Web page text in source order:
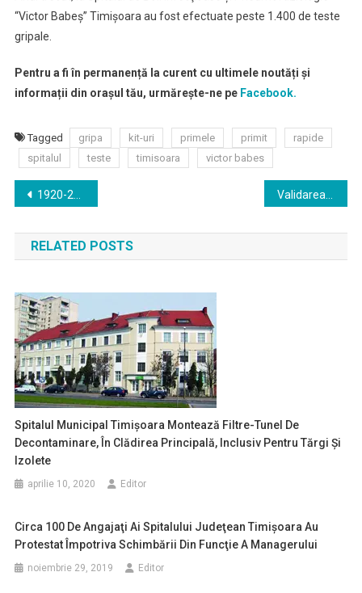
“Victor Babeş” Timişoara au fost efectuate peste 1.400 de teste
gripale.
Pentru a fi în permanență la curent cu ultimele noutăți și
informații din orașul tău, urmărește-ne peFacebook.
Tagged gripa kit-uri primele primit
rapide
spitalul
teste timisoara victor babes
Navigare
în
articole
1920-2020: Un secol de chirurgie la Timișoara. Școala de chirurgie din Banat a îmbunătățit performanțele a 1000 de profesioniști în chirurgia minim invazivă
RELATED POSTS
Spitalul Municipal Timişoara Montează Filtre-Tunel De
Decontaminare, În Clădirea Principală, Inclusiv Pentru Tărgi Şi
Izolete
aprilie 10, 2020 Editor
Circa 100 De Angajaţi Ai Spitalului Judeţean Timişoara Au
Protestat Împotriva Schimbării Din Funcţie A Managerului
noiembrie 29, 2019 Editor